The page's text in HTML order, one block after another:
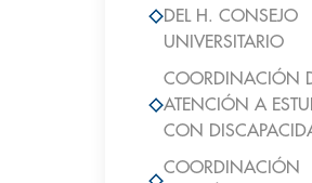
DEL H. CONSEJO
UNIVERSITARIO
COORDINACIÓN
ATENCIÓN A
CON
COORDINACIÓN